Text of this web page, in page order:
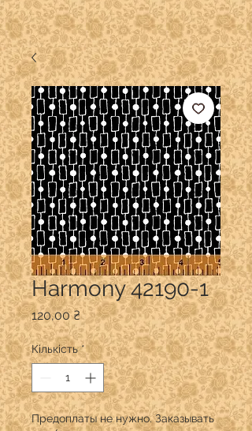
Harmony 42190-1
120,00 ₴Ціна
Кількість *
Предоплаты не нужно. Заказывать